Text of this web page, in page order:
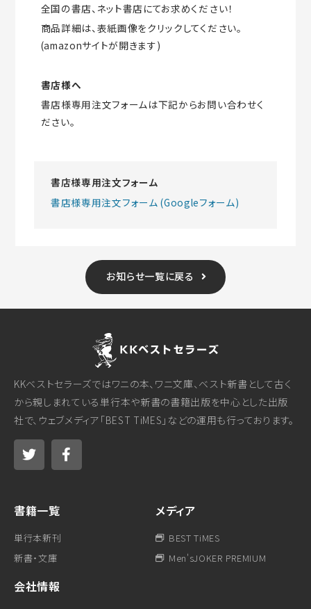
全国の書店、ネット書店にてお求めください！
商品詳細は、表紙画像をクリックしてください。
(amazonサイトが開きます)
書店様へ
書店様専用注文フォームは下記からお問い合わせく
ださい。
書店様専用注文フォーム
書店様専用注文フォーム (Googleフォーム)
お知らせ一覧に戻る
KKベストセラーズではワニの本、ワニ文庫、ベスト新書として古く
から親しまれている単行本や新書の書籍出版を中心とした出版
社で、ウェブメディア「BEST TiMES」などの運用も行っております。
書籍一覧
単行本新刊
新書・文庫
メディア
BEST TiMES
Men'sJOKER PREMIUM
会社情報